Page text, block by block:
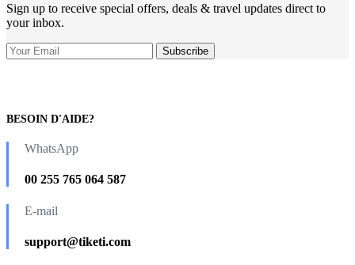
Sign up to receive special offers, deals & travel updates direct to
your inbox.
BESOIN D'AIDE?
WhatsApp
00 255 765 064 587
E-mail
support@tiketi.com